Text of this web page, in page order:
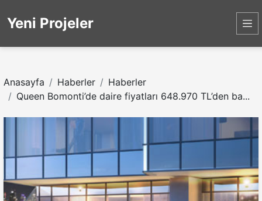
Yeni Projeler
Anasayfa Haberler
Haberler
Queen Bomonti’de daire fiyatları 648.970 TL’den ba...